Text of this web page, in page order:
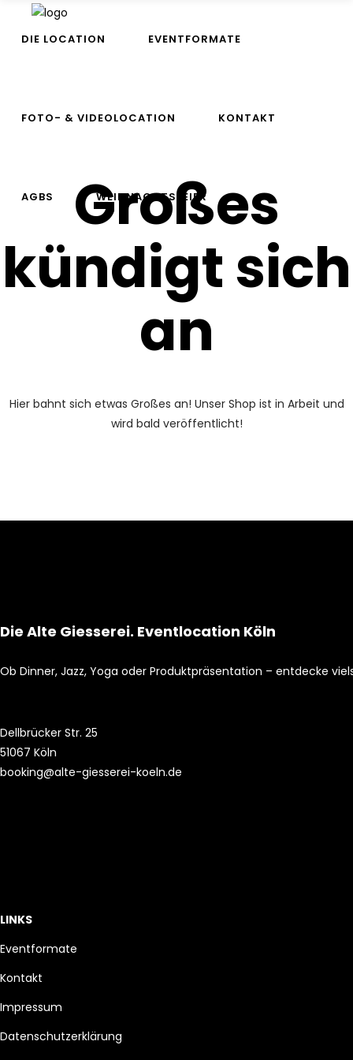
DIE LOCATION EVENTFORMATE
FOTO- & VIDEOLOCATION KONTAKT
AGBS WEIHNACHTSFEIER
Großes
kündigt sich
an
Hier bahnt sich etwas Großes an! Unser Shop ist in Arbeit und
wird bald veröffentlicht!
Die Alte Giesserei. Eventlocation Köln
Ob Dinner, Jazz, Yoga oder Produktpräsentation – entdecke
Dellbrücker Str. 25
51067 Köln
booking@alte-giesserei-koeln.de
LINKS
Eventformate
Kontakt
Impressum
Datenschutzerklärung